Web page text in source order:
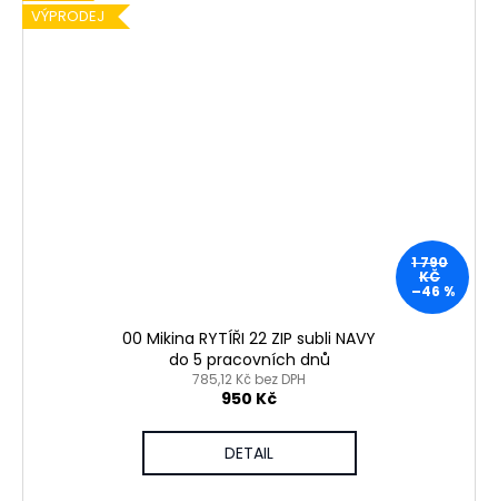
VÝPRODEJ
1 790
KČ
–46 %
00 Mikina RYTÍŘI 22 ZIP subli NAVY
do 5 pracovních dnů
785,12 Kč bez DPH
950 Kč
DETAIL